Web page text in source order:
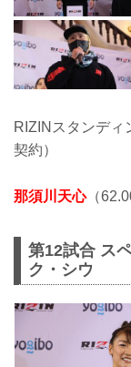
RIZINスタンディ
契約）
那須川天心（
第12試合 ス
ク・シウ